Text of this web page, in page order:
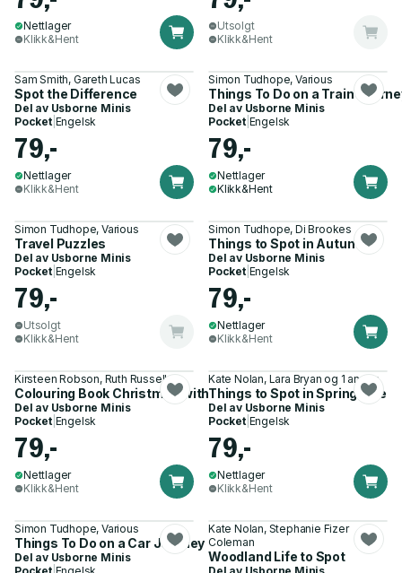
Nettlager
Klikk&Hent
Utsolgt
Klikk&Hent
Sam Smith, Gareth Lucas
Spot the Difference
Del av Usborne Minis
Pocket| Engelsk
79,-
Nettlager
Klikk&Hent
Simon Tudhope, Various
Things To Do on a Train
Del av Usborne Minis
Pocket| Engelsk
79,-
Nettlager
Klikk&Hent
Simon Tudhope, Various
Travel Puzzles
Del av Usborne Minis
Pocket| Engelsk
79,-
Utsolgt
Klikk&Hent
Simon Tudhope, Di Brookes
Things to Spot in Autumn
Del av Usborne Minis
Pocket| Engelsk
79,-
Nettlager
Klikk&Hent
Kirsteen Robson, Ruth Russell
Colouring Book Christmas with rub-down transfers
Del av Usborne Minis
Pocket| Engelsk
79,-
Nettlager
Klikk&Hent
Kate Nolan, Lara Bryan og 1 annen
Things to Spot in Springtime
Del av Usborne Minis
Pocket| Engelsk
79,-
Nettlager
Klikk&Hent
Simon Tudhope, Various
Things To Do on a Car Journey
Del av Usborne Minis
Kate Nolan, Stephanie Fizer
Coleman
Woodland Life to Spot